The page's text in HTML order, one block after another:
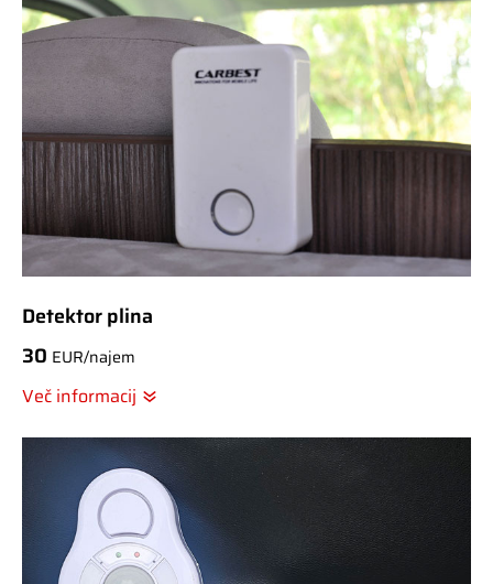
Detektor plina
30 EUR/najem
Več informacij